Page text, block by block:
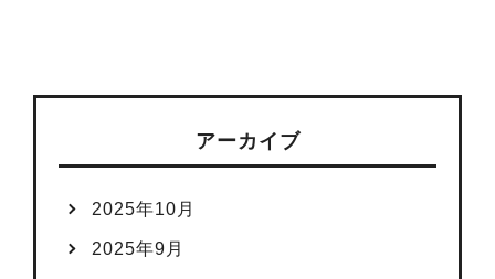
アーカイブ
2025年10月
2025年9月